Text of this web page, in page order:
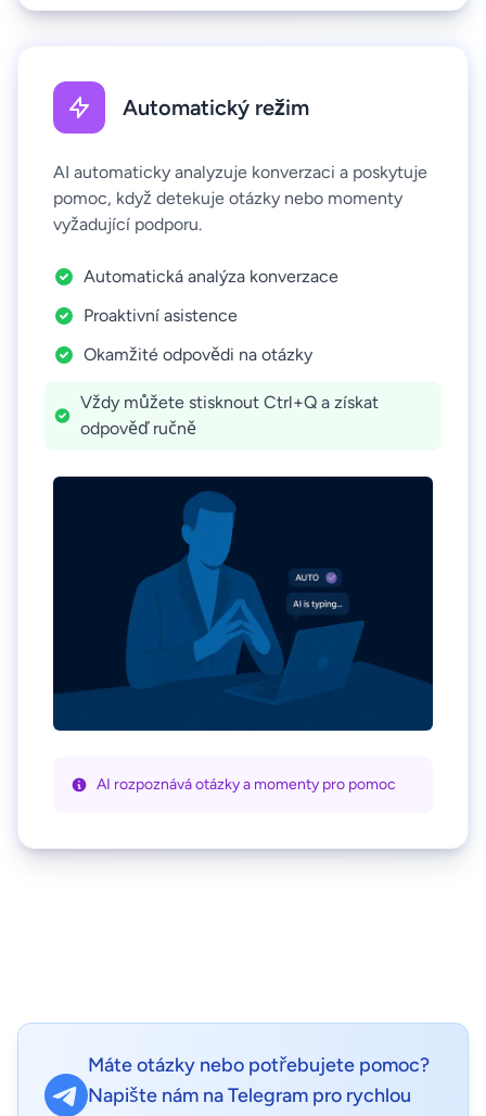
Automatický režim
AI automaticky analyzuje konverzaci a poskytuje
pomoc, když detekuje otázky nebo momenty
vyžadující podporu.
Automatická analýza konverzace
Proaktivní asistence
Okamžité odpovědi na otázky
Vždy můžete stisknout Ctrl+Q a získat
odpověď ručně
AI rozpoznává otázky a momenty pro pomoc
Máte otázky nebo potřebujete pomoc?
Napište nám na Telegram pro rychlou